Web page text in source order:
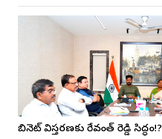
కేబినెట్ విస్తరణకు రేవంత్ రెడ్డి సిద్ధం!?